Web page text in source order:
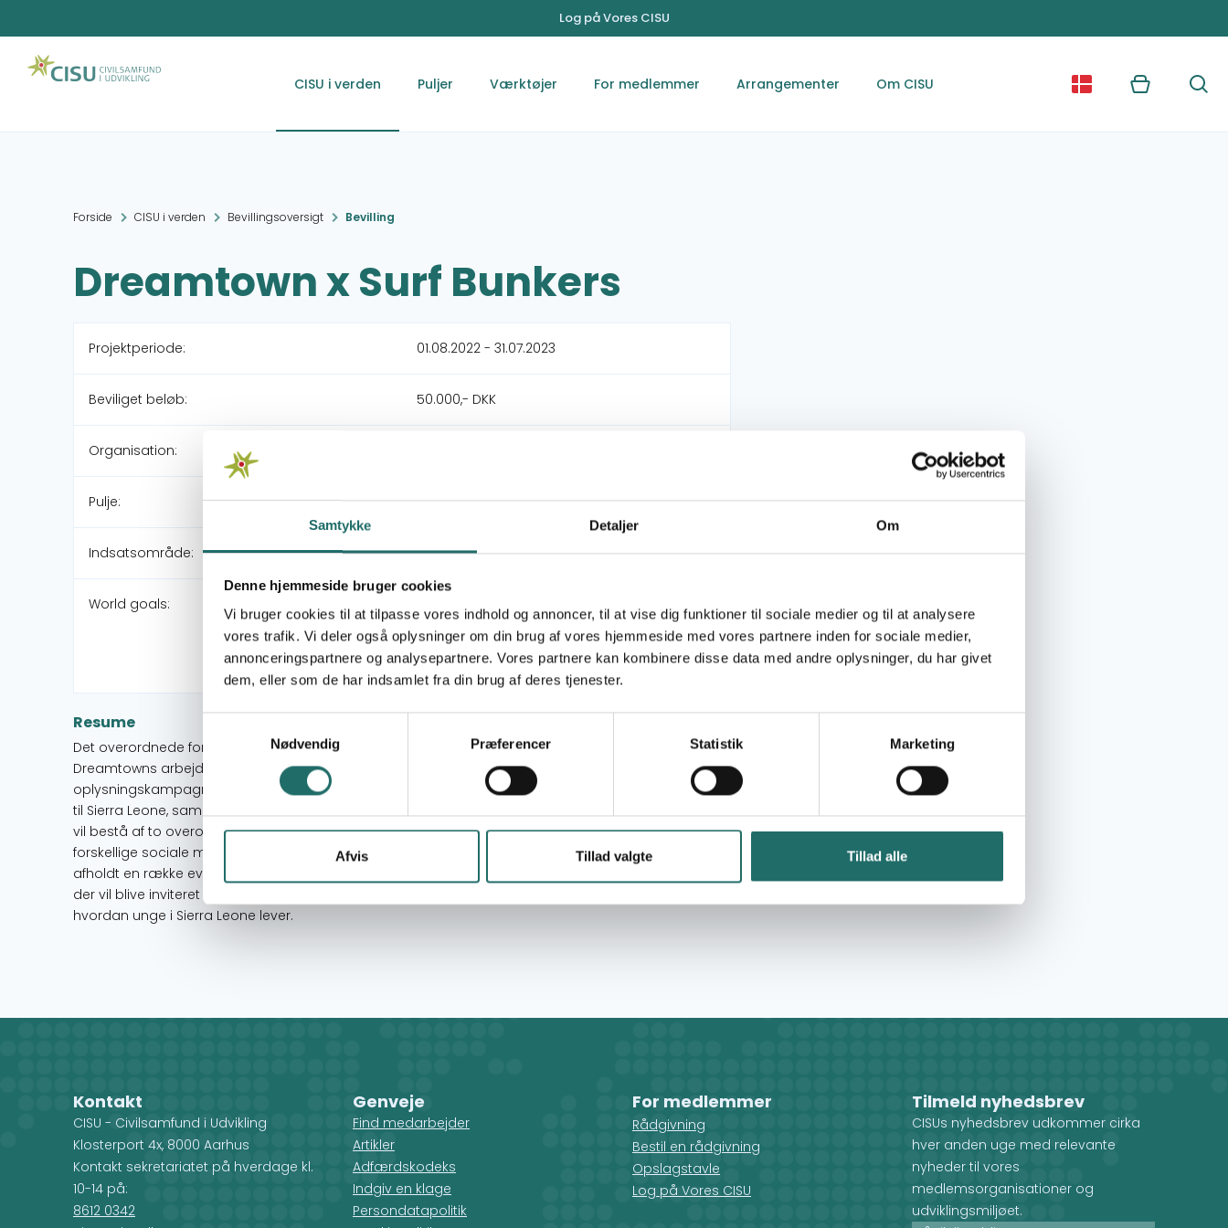
Samtykke Detaljer Om
Denne hjemmeside bruger cookies
Vi bruger cookies til at tilpasse vores indhold og annoncer, til at vise dig funktioner til sociale medier og til at analysere
vores trafik. Vi deler også oplysninger om din brug af vores hjemmeside med vores partnere inden for sociale medier,
annonceringspartnere og analysepartnere. Vores partnere kan kombinere disse data med andre oplysninger, du har givet
dem, eller som de har indsamlet fra din brug af deres tjenester.
Nødvendig
Præferencer Statistik Marketing
Afvis Tillad valgte Tillad alle
Log på Vores CISU
CISU i verden Puljer Værktøjer For medlemmer Arrangementer Om CISU Kurv Søg
Forside CISU i verden Bevillingsoversigt Bevilling
Dreamtown x Surf Bunkers
Projektperiode: 01.08.2022 - 31.07.2023
Beviliget beløb: 50.000,- DKK
Organisation:
Pulje: Oplysningspuljen
Indsatsområde: Oplysningsaktivitet
World goals:
Mål 3: Sundhed og trivsel
Mål 8: Anstændige jobs og økonomisk vækst
Mål 11: Bæredygtige byer og lokalsamfund
Mål 17: Partnerskaber for handling
Resume
Det overordnede formål med indsatsen er at engagere nye grupper og netværk af unge i Danmark i
Dreamtowns arbejde og i global udviklingssamarbejde. Indsatsen består af en
oplysningskampagne, der er målrettet unge i Danmark som vil blive produceret under en uges rejse
til Sierra Leone, sammen med det Københavnske surfkollektiv - Surf Bunkers. Oplysningskampagnen
vil bestå af to overordnede aktiviteter. Dels vil Surf Bunkers producere en inspirerende kampagne til
forskellige sociale medieplatforme, heriblandt TikTok, Facebook og Instagram. Derudover vil der blive
afholdt en række events i og omkring deres surfshop og ved forskellige vandsportslokationer, hvor
der vil blive inviteret flere hundrede unge fra Danmark, og hvor der vil blive fortalt historier om,
hvordan unge i Sierra Leone lever.
Kontakt
CISU - Civilsamfund i Udvikling
Klosterport 4x, 8000 Aarhus
Kontakt sekretariatet på hverdage kl.
10-14 på:
8612 0342
Genveje
Find medarbejder
Artikler
Adfærdskodeks
Indgiv en klage
Persondatapolitik
For medlemmer
Rådgivning
Bestil en rådgivning
Opslagstavle
Log på Vores CISU
Tilmeld nyhedsbrev
CISUs nyhedsbrev udkommer cirka
hver anden uge med relevante
nyheder til vores
medlemsorganisationer og
udviklingsmiljøet.